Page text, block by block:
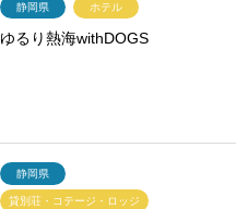
静岡県 ホテル
ゆるり熱海withDOGS
静岡県
貸別荘・コテージ・ロッジ